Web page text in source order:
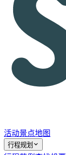
活动景点地图
行程规划